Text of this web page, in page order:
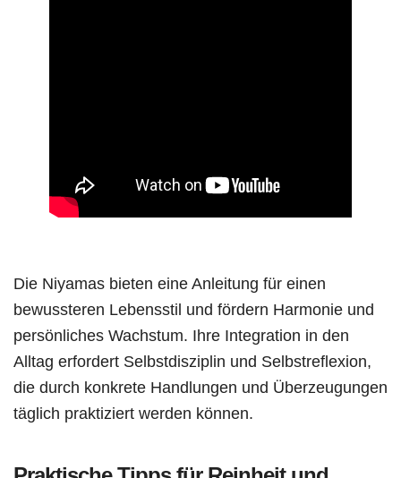
Die Niyamas bieten eine Anleitung für einen
bewussteren Lebensstil und fördern Harmonie und
persönliches Wachstum. Ihre Integration in den
Alltag erfordert Selbstdisziplin und Selbstreflexion,
die durch konkrete Handlungen und Überzeugungen
täglich praktiziert werden können.